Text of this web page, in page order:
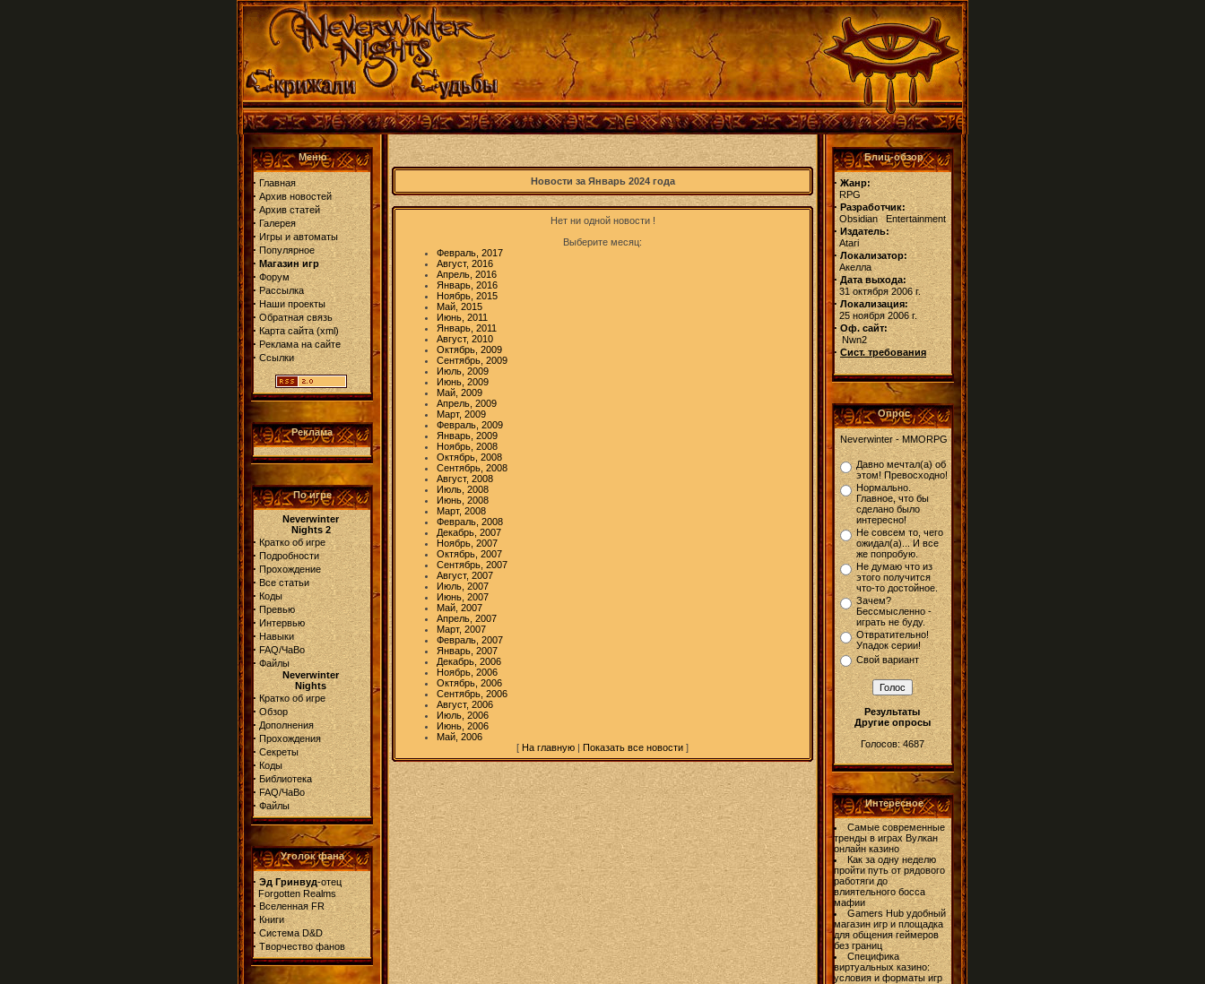
Меню
· Главная
· Архив новостей
· Архив статей
· Галерея
· Игры и автоматы
· Популярное
· Магазин игр
· Форум
· Рассылка
· Наши проекты
· Обратная связь
· Карта сайта(xml)
· Реклама на сайте
· Ссылки
Реклама
По игре
Neverwinter
Nights 2
· Кратко об игре
· Подробности
· Прохождение
· Все статьи
· Коды
· Превью
· Интервью
· Навыки
· FAQ/ЧаВо
· Файлы
Neverwinter
Nights
· Кратко об игре
· Обзор
· Дополнения
· Прохождения
· Секреты
· Коды
· Библиотека
· FAQ/ЧаВо
· Файлы
Уголок фана
· Эд Гринвуд-отец
Forgotten Realms
· Вселенная FR
· Книги
· Система D&D
· Творчество фанов
Новости за Январь 2024 года
Нет ни одной новости !
Выберите месяц:
Февраль, 2017
Август, 2016
Апрель, 2016
Январь, 2016
Ноябрь, 2015
Май, 2015
Июнь, 2011
Январь, 2011
Август, 2010
Октябрь, 2009
Сентябрь, 2009
Июль, 2009
Июнь, 2009
Май, 2009
Апрель, 2009
Март, 2009
Февраль, 2009
Январь, 2009
Ноябрь, 2008
Октябрь, 2008
Сентябрь, 2008
Август, 2008
Июль, 2008
Июнь, 2008
Март, 2008
Февраль, 2008
Декабрь, 2007
Ноябрь, 2007
Октябрь, 2007
Сентябрь, 2007
Август, 2007
Июль, 2007
Июнь, 2007
Май, 2007
Апрель, 2007
Март, 2007
Февраль, 2007
Январь, 2007
Декабрь, 2006
Ноябрь, 2006
Октябрь, 2006
Сентябрь, 2006
Август, 2006
Июль, 2006
Июнь, 2006
Май, 2006
[ На главную | Показать все новости ]
Блиц-обзор
· Жанр:
RPG
· Разработчик:
Obsidian Entertainment
· Издатель:
Atari
· Локализатор:
Акелла
· Дата выхода:
31 октября 2006 г.
· Локализация:
25 ноября 2006 г.
· Оф. сайт:
Nwn2
· Сист. требования
Опрос
Neverwinter - MMORPG
Давно мечтал(а) об
этом! Превосходно!
Нормально.
Главное, что бы
сделано было
интересно!
Не совсем то, чего
ожидал(а)... И все
же попробую.
Не думаю что из
этого получится
что-то достойное.
Зачем?
Бессмысленно -
играть не буду.
Отвратительно!
Упадок серии!
Свой вариант
Результаты
Другие опросы
Голосов: 4687
Интересное
Самые современные
тренды в играх Вулкан
онлайн казино
Как за одну неделю
пройти путь от рядового
работяги до
влиятельного босса
мафии
Gamers Hub удобный
магазин игр и площадка
для общения геймеров
без границ
Специфика
виртуальных казино:
условия и форматы игр